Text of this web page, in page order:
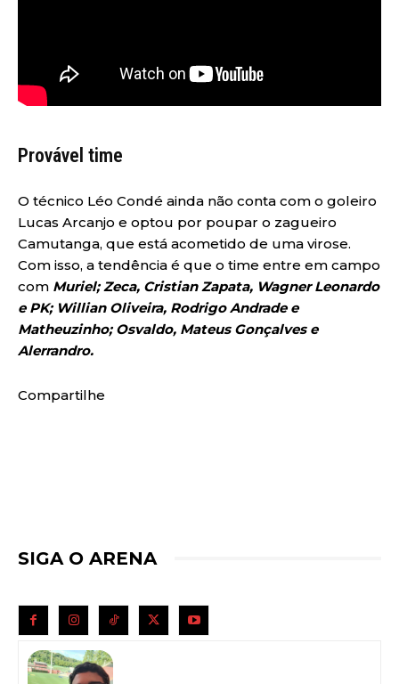
Provável time
O técnico Léo Condé ainda não conta com o goleiro
Lucas Arcanjo e optou por poupar o zagueiro
Camutanga, que está acometido de uma virose.
Com isso, a tendência é que o time entre em campo
com Muriel; Zeca, Cristian Zapata, Wagner Leonardo
e PK; Willian Oliveira, Rodrigo Andrade e
Matheuzinho; Osvaldo, Mateus Gonçalves e
Alerrandro.
Compartilhe
SIGA O ARENA